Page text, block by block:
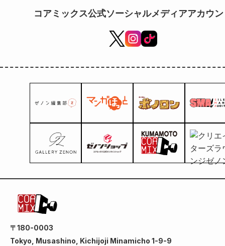
コアミックス公式ソーシャルメディアアカウ
〒180-0003
Tokyo, Musashino, Kichijoji Minamicho 1-9-9